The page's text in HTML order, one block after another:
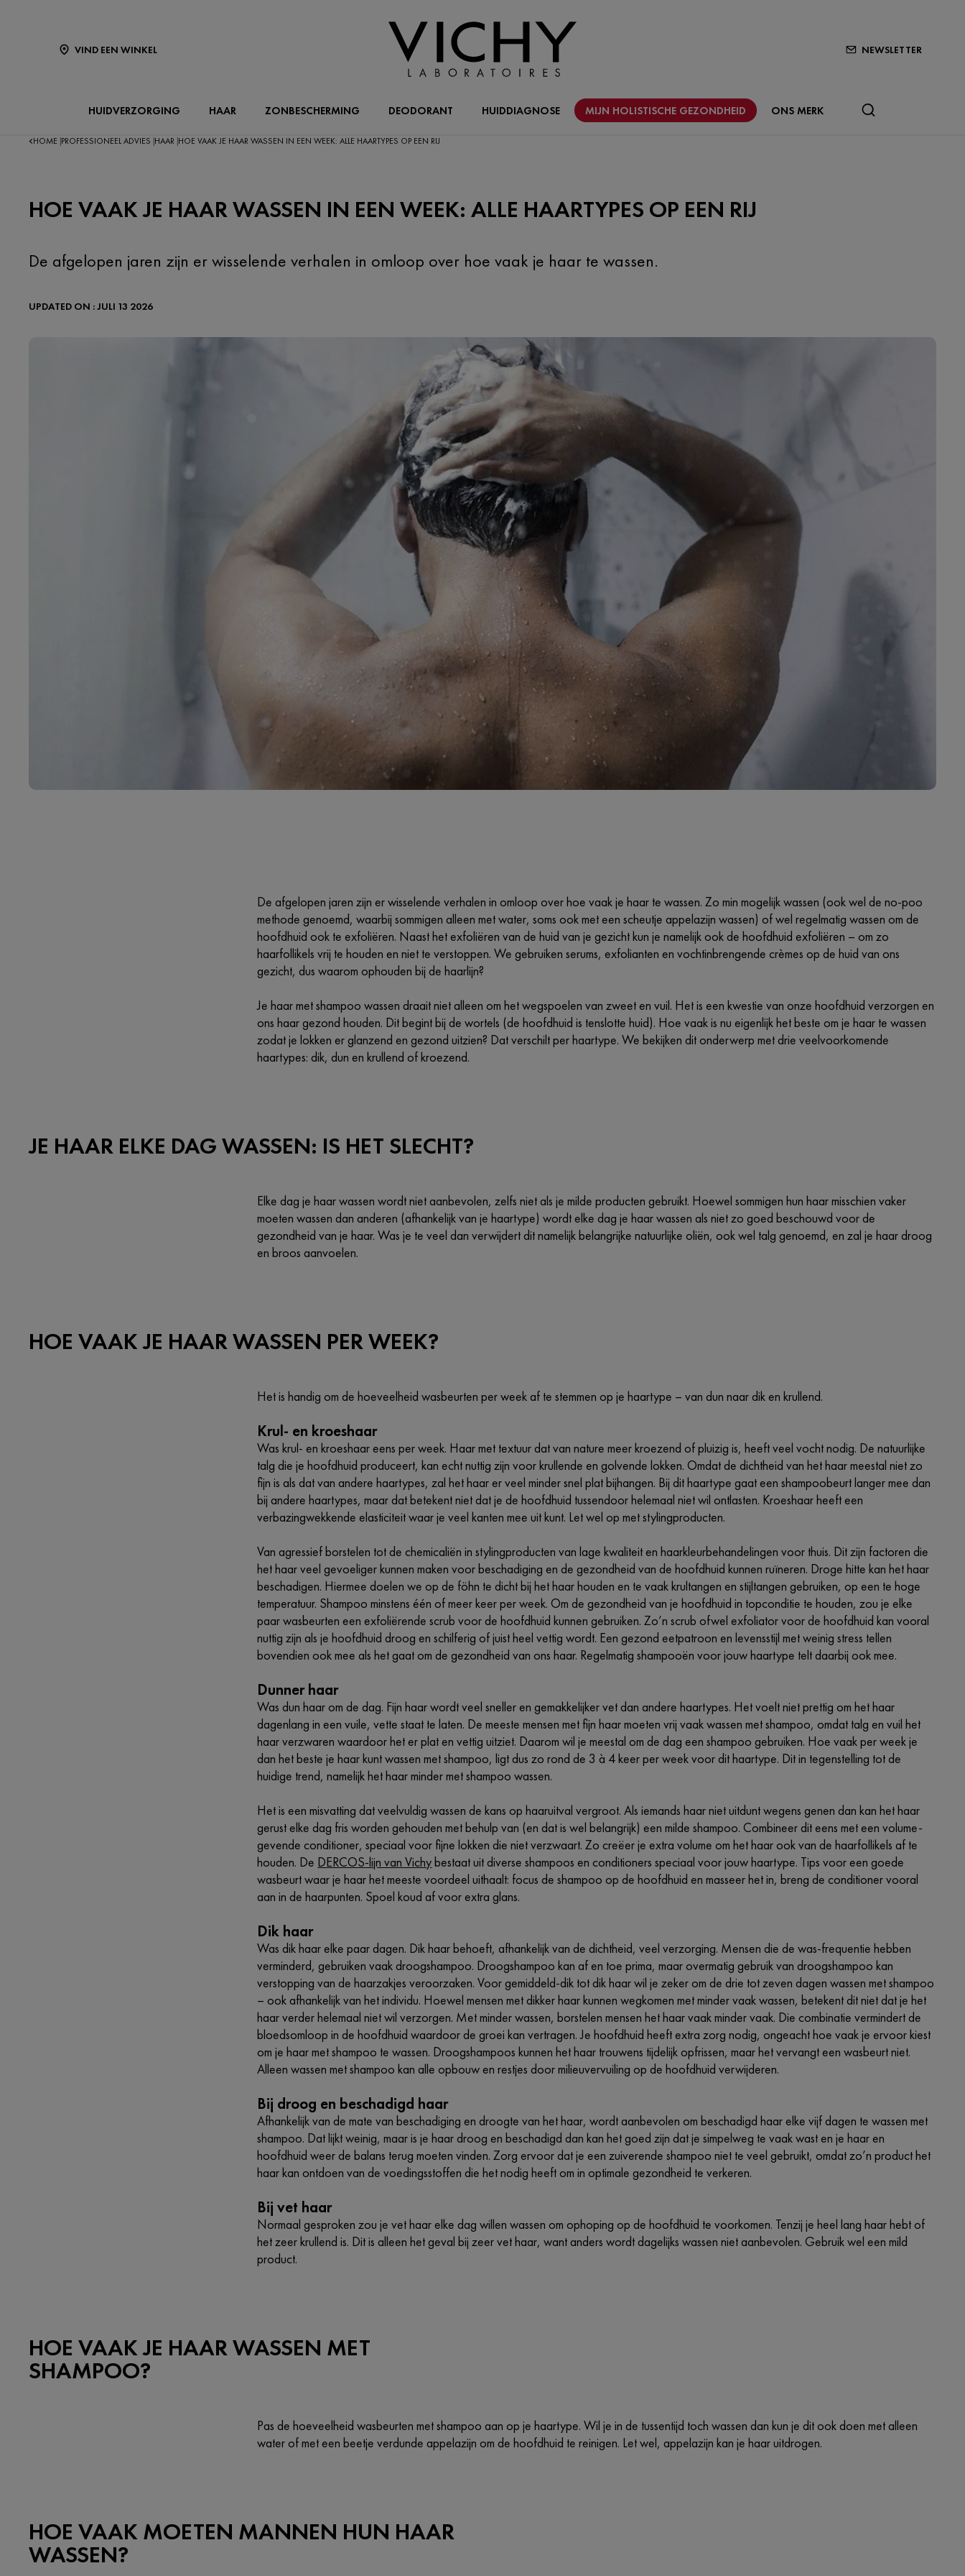
VIND EEN WINKEL NEWSLETTER
HUIDVERZORGING HAAR ZONBESCHERMING DEODORANT HUIDDIAGNOSE MIJN HOLISTISCHE GEZONDHEID ONS MERK
HOME PROFESSIONEEL ADVIES HAAR HOE VAAK JE HAAR WASSEN IN EEN WEEK: ALLE HAARTYPES OP EEN RIJ
HOE VAAK JE HAAR WASSEN IN EEN WEEK: ALLE HAARTYPES OP EEN RIJ
De afgelopen jaren zijn er wisselende verhalen in omloop over hoe vaak je haar te wassen.
UPDATED ON : JULI 13 2026
De afgelopen jaren zijn er wisselende verhalen in omloop over hoe vaak je haar te wassen. Zo min mogelijk wassen (ook wel de no-poo
methode genoemd, waarbij sommigen alleen met water, soms ook met een scheutje appelazijn wassen) of wel regelmatig wassen om de
hoofdhuid ook te exfoliëren. Naast het exfoliëren van de huid van je gezicht kun je namelijk ook de hoofdhuid exfoliëren – om zo
haarfollikels vrij te houden en niet te verstoppen. We gebruiken serums, exfolianten en vochtinbrengende crèmes op de huid van ons
gezicht, dus waarom ophouden bij de haarlijn?
Je haar met shampoo wassen draait niet alleen om het wegspoelen van zweet en vuil. Het is een kwestie van onze hoofdhuid verzorgen en
ons haar gezond houden. Dit begint bij de wortels (de hoofdhuid is tenslotte huid). Hoe vaak is nu eigenlijk het beste om je haar te wassen
zodat je lokken er glanzend en gezond uitzien? Dat verschilt per haartype. We bekijken dit onderwerp met drie veelvoorkomende
haartypes: dik, dun en krullend of kroezend.
JE HAAR ELKE DAG WASSEN: IS HET SLECHT?
Elke dag je haar wassen wordt niet aanbevolen, zelfs niet als je milde producten gebruikt. Hoewel sommigen hun haar misschien vaker
moeten wassen dan anderen (afhankelijk van je haartype) wordt elke dag je haar wassen als niet zo goed beschouwd voor de
gezondheid van je haar. Was je te veel dan verwijdert dit namelijk belangrijke natuurlijke oliën, ook wel talg genoemd, en zal je haar droog
en broos aanvoelen.
HOE VAAK JE HAAR WASSEN PER WEEK?
Het is handig om de hoeveelheid wasbeurten per week af te stemmen op je haartype – van dun naar dik en krullend.
Krul- en kroeshaar
Was krul- en kroeshaar eens per week. Haar met textuur dat van nature meer kroezend of pluizig is, heeft veel vocht nodig. De natuurlijke
talg die je hoofdhuid produceert, kan echt nuttig zijn voor krullende en golvende lokken. Omdat de dichtheid van het haar meestal niet zo
fijn is als dat van andere haartypes, zal het haar er veel minder snel plat bijhangen. Bij dit haartype gaat een shampoobeurt langer mee dan
bij andere haartypes, maar dat betekent niet dat je de hoofdhuid tussendoor helemaal niet wil ontlasten. Kroeshaar heeft een
verbazingwekkende elasticiteit waar je veel kanten mee uit kunt. Let wel op met stylingproducten.
Van agressief borstelen tot de chemicaliën in stylingproducten van lage kwaliteit en haarkleurbehandelingen voor thuis. Dit zijn factoren die
het haar veel gevoeliger kunnen maken voor beschadiging en de gezondheid van de hoofdhuid kunnen ruïneren. Droge hitte kan het haar
beschadigen. Hiermee doelen we op de föhn te dicht bij het haar houden en te vaak krultangen en stijltangen gebruiken, op een te hoge
temperatuur. Shampoo minstens één of meer keer per week. Om de gezondheid van je hoofdhuid in topconditie te houden, zou je elke
paar wasbeurten een exfoliërende scrub voor de hoofdhuid kunnen gebruiken. Zo’n scrub ofwel exfoliator voor de hoofdhuid kan vooral
nuttig zijn als je hoofdhuid droog en schilferig of juist heel vettig wordt. Een gezond eetpatroon en levensstijl met weinig stress tellen
bovendien ook mee als het gaat om de gezondheid van ons haar. Regelmatig shampooën voor jouw haartype telt daarbij ook mee.
Dunner haar
Was dun haar om de dag. Fijn haar wordt veel sneller en gemakkelijker vet dan andere haartypes. Het voelt niet prettig om het haar
dagenlang in een vuile, vette staat te laten. De meeste mensen met fijn haar moeten vrij vaak wassen met shampoo, omdat talg en vuil het
haar verzwaren waardoor het er plat en vettig uitziet. Daarom wil je meestal om de dag een shampoo gebruiken. Hoe vaak per week je
dan het beste je haar kunt wassen met shampoo, ligt dus zo rond de 3 à 4 keer per week voor dit haartype. Dit in tegenstelling tot de
huidige trend, namelijk het haar minder met shampoo wassen.
Het is een misvatting dat veelvuldig wassen de kans op haaruitval vergroot. Als iemands haar niet uitdunt wegens genen dan kan het haar
gerust elke dag fris worden gehouden met behulp van (en dat is wel belangrijk) een milde shampoo. Combineer dit eens met een volume-
gevende conditioner, speciaal voor fijne lokken die niet verzwaart. Zo creëer je extra volume om het haar ook van de haarfollikels af te
houden. De DERCOS-lijn van Vichybestaat uit diverse shampoos en conditioners speciaal voor jouw haartype. Tips voor een goede
wasbeurt waar je haar het meeste voordeel uithaalt: focus de shampoo op de hoofdhuid en masseer het in, breng de conditioner vooral
aan in de haarpunten. Spoel koud af voor extra glans.
Dik haar
Was dik haar elke paar dagen. Dik haar behoeft, afhankelijk van de dichtheid, veel verzorging. Mensen die de was-frequentie hebben
verminderd, gebruiken vaak droogshampoo. Droogshampoo kan af en toe prima, maar overmatig gebruik van droogshampoo kan
verstopping van de haarzakjes veroorzaken. Voor gemiddeld-dik tot dik haar wil je zeker om de drie tot zeven dagen wassen met shampoo
– ook afhankelijk van het individu. Hoewel mensen met dikker haar kunnen wegkomen met minder vaak wassen, betekent dit niet dat je het
haar verder helemaal niet wil verzorgen. Met minder wassen, borstelen mensen het haar vaak minder vaak. Die combinatie vermindert de
bloedsomloop in de hoofdhuid waardoor de groei kan vertragen. Je hoofdhuid heeft extra zorg nodig, ongeacht hoe vaak je ervoor kiest
om je haar met shampoo te wassen. Droogshampoos kunnen het haar trouwens tijdelijk opfrissen, maar het vervangt een wasbeurt niet.
Alleen wassen met shampoo kan alle opbouw en restjes door milieuvervuiling op de hoofdhuid verwijderen.
Bij droog en beschadigd haar
Afhankelijk van de mate van beschadiging en droogte van het haar, wordt aanbevolen om beschadigd haar elke vijf dagen te wassen met
shampoo. Dat lijkt weinig, maar is je haar droog en beschadigd dan kan het goed zijn dat je simpelweg te vaak wast en je haar en
hoofdhuid weer de balans terug moeten vinden. Zorg ervoor dat je een zuiverende shampoo niet te veel gebruikt, omdat zo’n product het
haar kan ontdoen van de voedingsstoffen die het nodig heeft om in optimale gezondheid te verkeren.
Bij vet haar
Normaal gesproken zou je vet haar elke dag willen wassen om ophoping op de hoofdhuid te voorkomen. Tenzij je heel lang haar hebt of
het zeer krullend is. Dit is alleen het geval bij zeer vet haar, want anders wordt dagelijks wassen niet aanbevolen. Gebruik wel een mild
product.
HOE VAAK JE HAAR WASSEN MET
SHAMPOO?
Pas de hoeveelheid wasbeurten met shampoo aan op je haartype. Wil je in de tussentijd toch wassen dan kun je dit ook doen met alleen
water of met een beetje verdunde appelazijn om de hoofdhuid te reinigen. Let wel, appelazijn kan je haar uitdrogen.
HOE VAAK MOETEN MANNEN HUN HAAR
WASSEN?